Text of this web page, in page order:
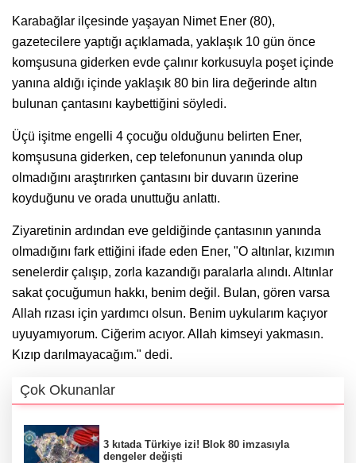
Karabağlar ilçesinde yaşayan Nimet Ener (80),
gazetecilere yaptığı açıklamada, yaklaşık 10 gün önce
komşusuna giderken evde çalınır korkusuyla poşet içinde
yanına aldığı içinde yaklaşık 80 bin lira değerinde altın
bulunan çantasını kaybettiğini söyledi.
Üçü işitme engelli 4 çocuğu olduğunu belirten Ener,
komşusuna giderken, cep telefonunun yanında olup
olmadığını araştırırken çantasını bir duvarın üzerine
koyduğunu ve orada unuttuğu anlattı.
Ziyaretinin ardından eve geldiğinde çantasının yanında
olmadığını fark ettiğini ifade eden Ener, "O altınlar, kızımın
senelerdir çalışıp, zorla kazandığı paralarla alındı. Altınlar
sakat çocuğumun hakkı, benim değil. Bulan, gören varsa
Allah rızası için yardımcı olsun. Benim uykularım kaçıyor
uyuyamıyorum. Ciğerim acıyor. Allah kimseyi yakmasın.
Kızıp darılmayacağım." dedi.
Çok Okunanlar
3 kıtada Türkiye izi! Blok 80 imzasıyla
dengeler değişti